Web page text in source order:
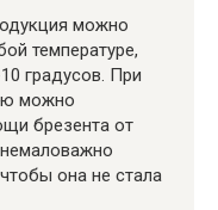
можно
температуре,
градусов. При
можно
брезента от
она не стала